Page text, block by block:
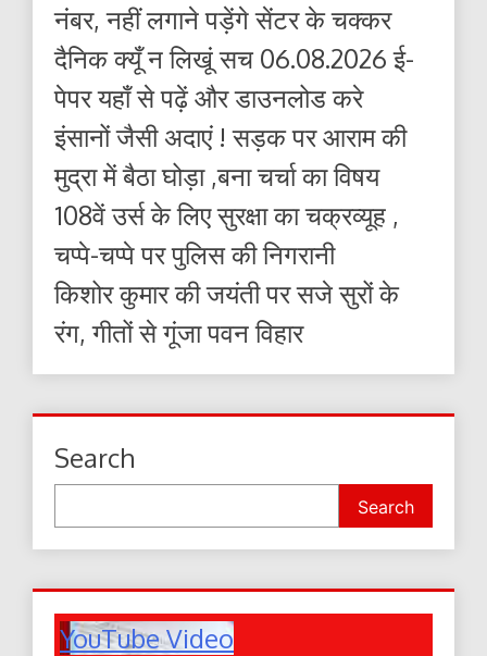
नंबर, नहीं लगाने पड़ेंगे सेंटर के चक्कर
दैनिक क्यूँ न लिखूं सच 06.08.2026 ई-
पेपर यहाँ से पढ़ें और डाउनलोड करे
इंसानों जैसी अदाएं ! सड़क पर आराम की
मुद्रा में बैठा घोड़ा ,बना चर्चा का विषय
108वें उर्स के लिए सुरक्षा का चक्रव्यूह ,
चप्पे-चप्पे पर पुलिस की निगरानी
किशोर कुमार की जयंती पर सजे सुरों के
रंग, गीतों से गूंजा पवन विहार
Search
Search
YouTube Video